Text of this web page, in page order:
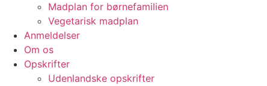
Madplan for børnefamilien
Vegetarisk madplan
Anmeldelser
Om os
Opskrifter
Udenlandske opskrifter